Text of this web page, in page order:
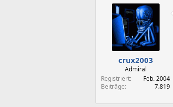
crux2003
Admiral
Registriert
Feb. 2004
Beiträge
7.819